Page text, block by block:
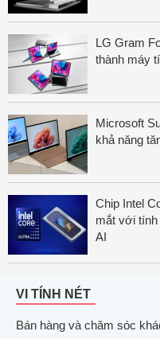
LG Gram
thành máy
Microsoft
khả năng
Chip Intel
mắt với tính
AI
VI TÍNH NÉT
Bán hàng và chăm sóc